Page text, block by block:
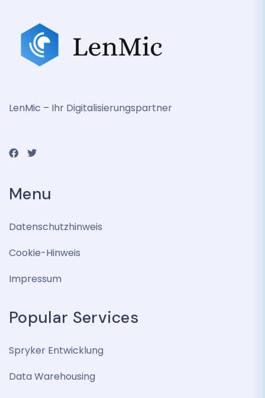
LenMic – Ihr Digitalisierungspartner
Menu
Datenschutzhinweis
Cookie-Hinweis
Impressum
Popular Services
Spryker Entwicklung
Data Warehousing